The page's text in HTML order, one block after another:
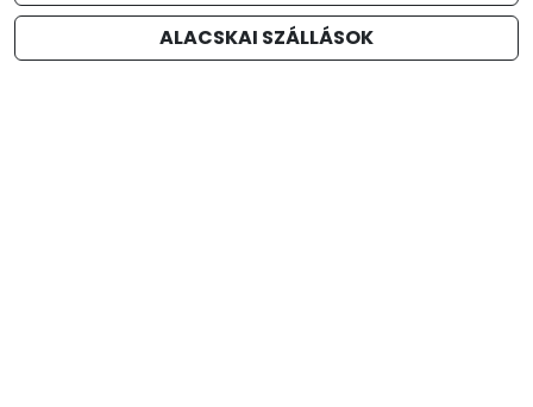
ALACSKAI SZÁLLÁSOK